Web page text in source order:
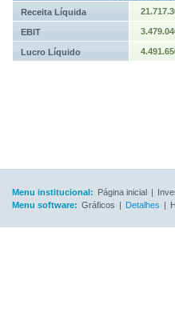
Receita Líquida
EBIT
Lucro Líquido
Menu institucional: Página inicial |
Menu software: Gráficos | Detalhes |